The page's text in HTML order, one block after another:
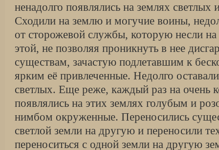
ненадолго появлялись на землях светлых
Сходили на землю и могучие воины,
от сторожевой службы, которую несли на
этой, не позволяя проникнуть в нее
существам, зачастую подлетавшим к
ярким её привлеченные. Недолго
светлых. Еще реже, каждый раз на очень
появлялись на этих землях голубым и
нимбом окруженные. Переносились
светлой земли на другую и переносили
переноситься с одной земли на другую